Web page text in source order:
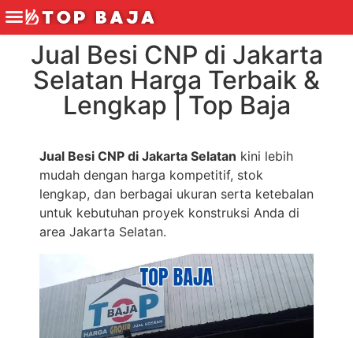
Jual Besi CNP di Jakarta
Selatan Harga Terbaik &
Lengkap | Top Baja
Jual Besi CNP di Jakarta Selatan kini lebih
mudah dengan harga kompetitif, stok
lengkap, dan berbagai ukuran serta ketebalan
untuk kebutuhan proyek konstruksi Anda di
area Jakarta Selatan.